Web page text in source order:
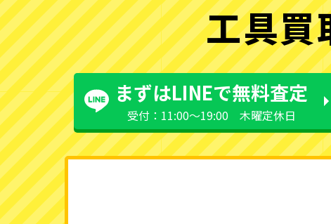
工具買
まずはLINEで無料査定
受付：11:00〜19:00 木曜定休日